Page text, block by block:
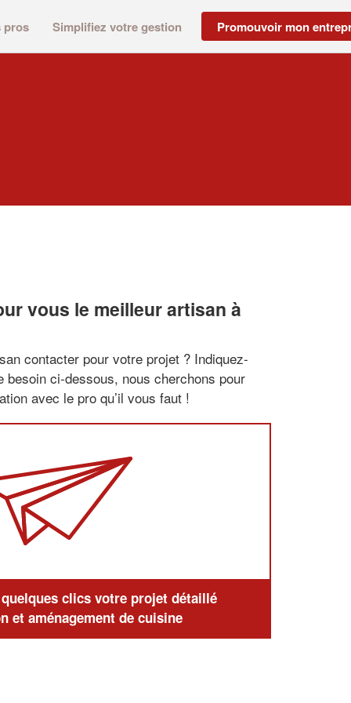
pros Simplifiez votre gestion Promouvoir mon
vous le meilleur artisan à
contacter pour votre projet ? Indiquez-
besoin ci-dessous, nous cherchons pour
avec le pro qu’il vous faut !
clics votre projet détaillé
et aménagement de cuisine